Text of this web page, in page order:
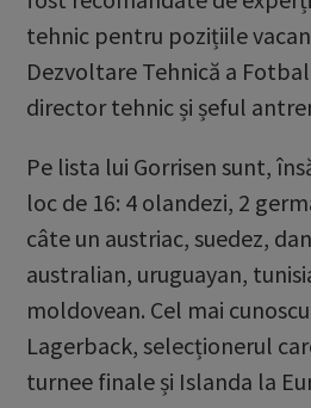
tehnic pentru pozițiile
Dezvoltare Tehnică a
director tehnic și șeful
Pe lista lui Gorrisen sunt,
loc de 16: 4 olandezi, 2
câte un austriac, suedez,
australian, uruguayan,
moldovean. Cel mai
Lagerback, selecționerul
turnee finale și Islanda la